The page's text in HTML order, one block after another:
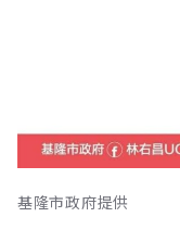
基隆市政府提供